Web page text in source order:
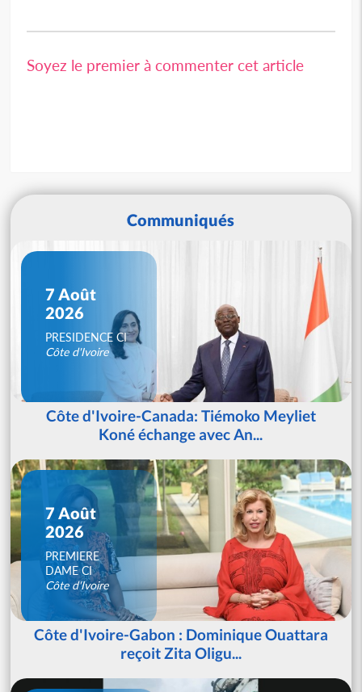
Soyez le premier à commenter cet article
Communiqués
7 Août
2026
PRESIDENCE CI
Côte d'Ivoire
Côte d'Ivoire-Canada: Tiémoko Meyliet
Koné échange avec An...
7 Août
2026
PREMIERE
DAME CI
Côte d'Ivoire
Côte d'Ivoire-Gabon : Dominique Ouattara
reçoit Zita Oligu...